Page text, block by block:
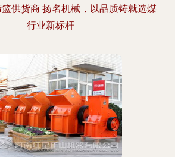
供货商 扬名机械，以品质铸就选煤
行业新标杆